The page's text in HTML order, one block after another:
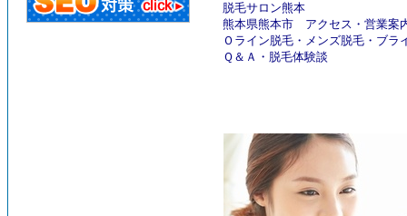
脱毛サロン熊本
熊本県熊本市
アクセス ・ 営業案
Ｏライン脱毛 ・ メンズ脱毛 ・ ブラ
Ｑ＆Ａ ・ 脱毛体験談